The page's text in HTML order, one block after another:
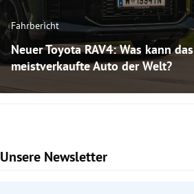
Fahrbericht
Neuer Toyota RAV4: Was kann das
meistverkaufte Auto der Welt?
Unsere Newsletter
Slide 1 von 9